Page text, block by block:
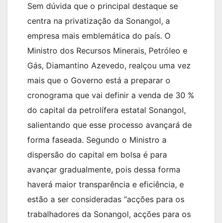
Sem dúvida que o principal destaque se
centra na privatização da Sonangol, a
empresa mais emblemática do país. O
Ministro dos Recursos Minerais, Petróleo e
Gás, Diamantino Azevedo, realçou uma vez
mais que o Governo está a preparar o
cronograma que vai definir a venda de 30 %
do capital da petrolífera estatal Sonangol,
salientando que esse processo avançará de
forma faseada. Segundo o Ministro a
dispersão do capital em bolsa é para
avançar gradualmente, pois dessa forma
haverá maior transparência e eficiência, e
estão a ser consideradas “acções para os
trabalhadores da Sonangol, acções para os